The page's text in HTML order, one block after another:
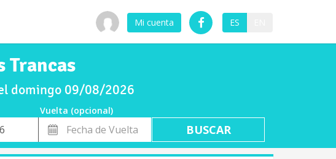
Mi cuenta ES
Trancas
domingo 09/08/2026
Vuelta (opcional)
Fecha
de
Vuelta